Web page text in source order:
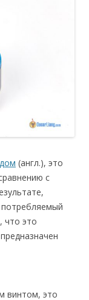
(англ.), это
с
что это
винтом, это